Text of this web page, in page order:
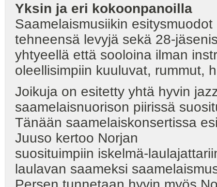
Yksin ja eri kokoonpanoilla
Saamelaismusiikin
tehneensä levyjä sekä 28-
yhtyeellä että sooloina ilman
oleellisimpiin kuuluvat, rummut,
Joikuja on esitetty yhtä hyvin
saamelaisnuorison piirissä
Tänään saamelaiskonsertissa
Juuso kertoo Norjan
suosituimpiin iskelmä-
laulavan saameksi